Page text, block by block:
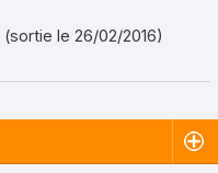
(sortie le 26/02/2016)